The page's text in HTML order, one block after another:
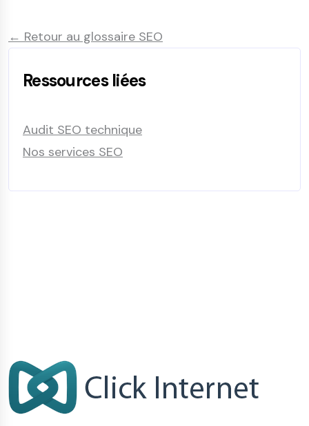
← Retour au glossaire SEO
Ressources liées
Audit SEO technique
Nos services SEO